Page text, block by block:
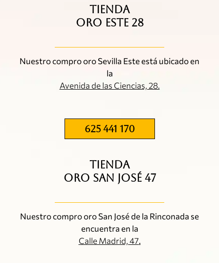
TIENDA
ORO ESTE 28
Nuestro compro oro Sevilla Este está ubicado en
la
Avenida de las Ciencias, 28.
625 441 170
TIENDA
ORO SAN JOSÉ 47
Nuestro compro oro San José de la Rinconada se
encuentra en la
Calle Madrid, 47.